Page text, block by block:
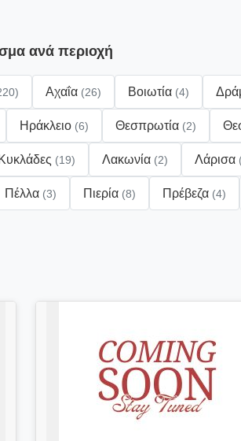
ανά περιοχή
Αχαΐα (26) Βοιωτία (4)
Ηράκλειο (6) Θεσπρωτία (2)
Κυκλάδες (19) Λακωνία (2) Λάρισα
Πέλλα (3) Πιερία (8) Πρέβεζα (4)